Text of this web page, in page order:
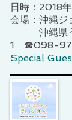
日時：2018
会場： 沖縄ジ
沖縄県う
1 ☎098-
Special